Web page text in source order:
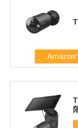
Amazon